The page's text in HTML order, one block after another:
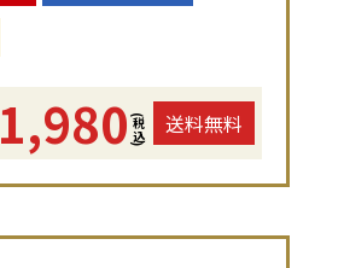
1,980(税込) 送料無料